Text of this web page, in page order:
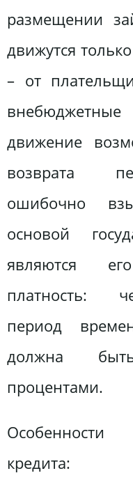
размещении
движутся
– от
движение
возврата
ошибочно
основой
являются
платность:
период
должна
процентами.
Особенности
кредита: